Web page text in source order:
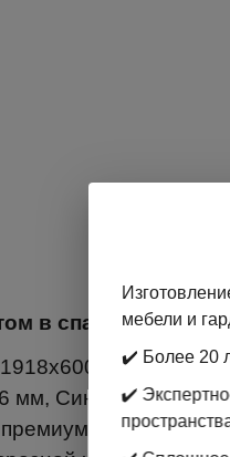
в спальню
Стол
мм, Синий
мебели и
✔️ Более 20
✔️